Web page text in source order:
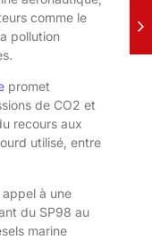
comme le
pollution
promet
de CO2 et
recours aux
utilisé, entre
à une
du SP98 au
marine